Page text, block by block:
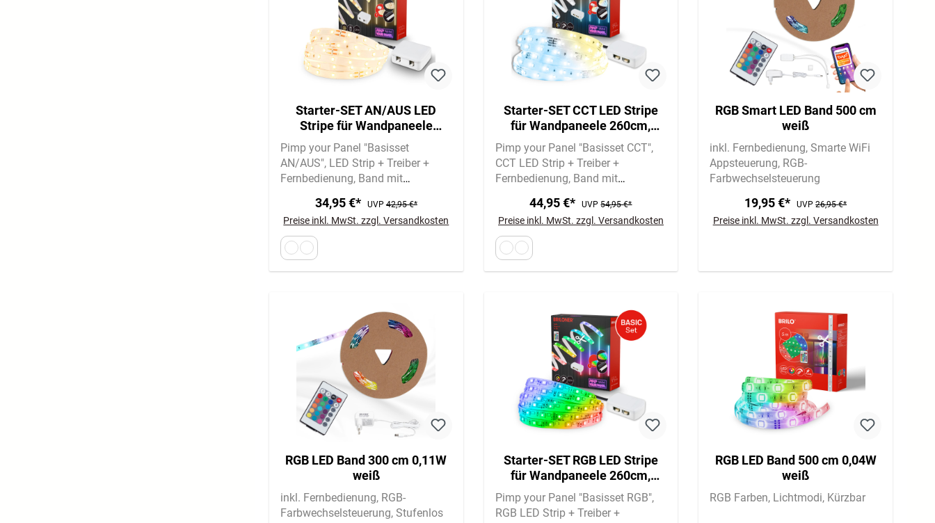
Starter-SET AN/AUS LED
Stripe für Wandpaneele
260cm, Fernbedienung,
Verteilerbox
Pimp your Panel "Basisset
AN/AUS" LED Strip + Treiber +
Fernbedienung Band mit
Selbstklebend
34,95 €* UVP42,95 €*
Preise inkl. MwSt. zzgl. Versandkosten
Starter-SET CCT LED Stripe
für Wandpaneele 260cm,
Fernbedienung, Verteilerbox
Pimp your Panel "Basisset CCT"
CCT LED Strip + Treiber +
Fernbedienung Band mit
Selbstklebend
44,95 €* UVP54,95 €*
Preise inkl. MwSt. zzgl. Versandkosten
RGB Smart LED Band 500 cm
weiß
inkl. Fernbedienung Smarte WiFi
Appsteuerung RGB-
Farbwechselsteuerung
19,95 €* UVP26,95 €*
Preise inkl. MwSt. zzgl. Versandkosten
RGB LED Band 300 cm 0,11W
weiß
inkl. Fernbedienung RGB-
Farbwechselsteuerung Stufenlos
Starter-SET RGB LED Stripe
für Wandpaneele 260cm,
Fernbedienung, Verteilerbox
Pimp your Panel "Basisset RGB"
RGB LED Strip + Treiber +
RGB LED Band 500 cm 0,04W
weiß
RGB Farben Lichtmodi Kürzbar